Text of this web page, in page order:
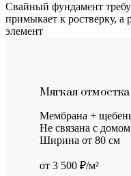
Свайный фундамент
примыкает к ростверку, а
элемент
Мягкая отмостка
Мембрана +
Не связана с домом
Ширина от 80 см
от 3 500 ₽/м²